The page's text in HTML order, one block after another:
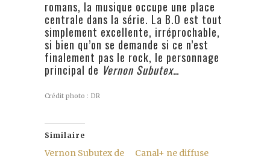
romans, la musique occupe une place
centrale dans la série. La B.O est tout
simplement excellente, irréprochable,
si bien qu’on se demande si ce n’est
finalement pas le rock, le personnage
principal de Vernon Subutex…
Crédit photo : DR
Similaire
Vernon Subutex de
Canal+ ne diffuse